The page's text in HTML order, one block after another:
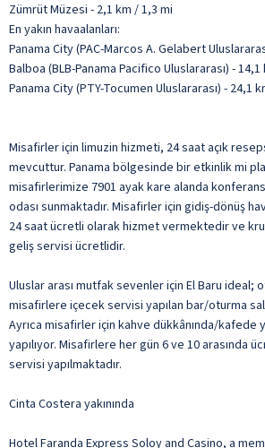
Zümrüt Müzesi - 2,1 km / 1,3 mi
En yakın havaalanları:
Panama City (PAC-Marcos A. Gelabert
Balboa (BLB-Panama Pacifico Uluslararası) -
Panama City (PTY-Tocumen Uluslararası) - 24,1
Misafirler için limuzin hizmeti, 24 saat açık
mevcuttur. Panama bölgesinde bir etkinlik mi
misafirlerimize 7901 ayak kare alanda konferans
odası sunmaktadır. Misafirler için gidiş-dönüş
24 saat ücretli olarak hizmet vermektedir ve
geliş servisi ücretlidir.
Uluslar arası mutfak sevenler için El Baru ideal;
misafirlere içecek servisi yapılan bar/oturma
Ayrıca misafirler için kahve dükkânında/kafede
yapılıyor. Misafirlere her gün 6 ve 10 arasında
servisi yapılmaktadır.
Cinta Costera yakınında
Hotel Faranda Express Soloy and Casino, a